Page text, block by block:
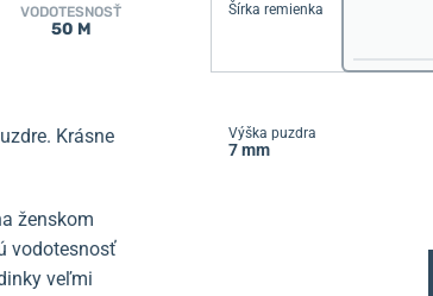
VODOTESNOSŤ
50 M
Krásne
ženskom
vodotesnosť
veľmi
Šírka remienka
Výška puzdra
7 mm